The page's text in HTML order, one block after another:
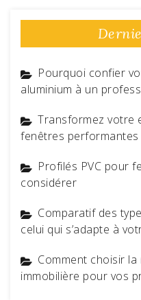
Pourquoi confier
aluminium à un
Transformez votre
fenêtres
Profilés PVC pour
considérer
Comparatif des
celui qui s’adapte à
Comment choisir la
immobilière pour vos